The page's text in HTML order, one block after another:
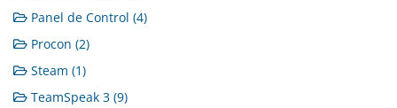
Panel de Control (4)
Procon (2)
Steam (1)
TeamSpeak 3 (9)